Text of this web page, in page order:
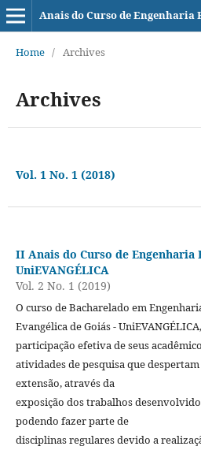
Home / Archives
Archives
Vol. 1 No. 1 (2018)
II Anais do Curso de Engenharia
UniEVANGÉLICA
Vol. 2 No. 1 (2019)
O curso de Bacharelado em
Evangélica de Goiás -
participação efetiva de seus
atividades de pesquisa que
extensão, através da
exposição dos trabalhos
podendo fazer parte de
disciplinas regulares devido a